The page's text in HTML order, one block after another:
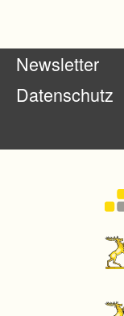
Newsletter
Datenschutz